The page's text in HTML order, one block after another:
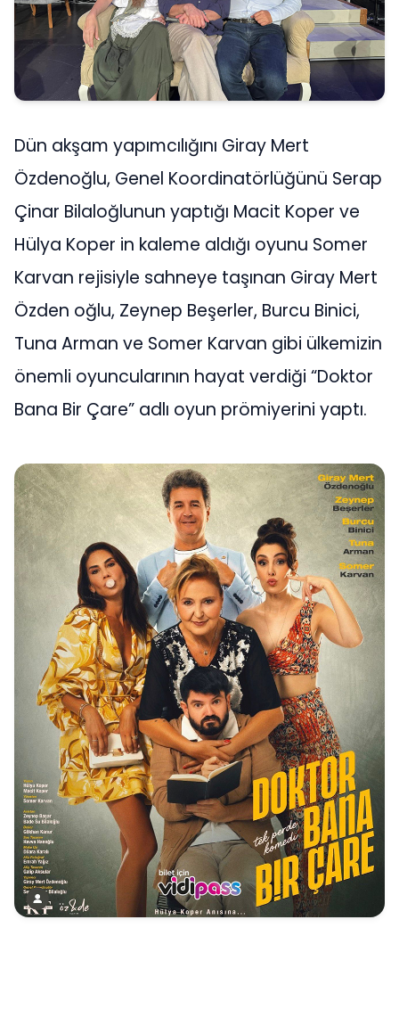
Dün akşam yapımcılığını Giray Mert
Özdenoğlu, Genel Koordinatörlüğünü Serap
Çinar Bilaloğlunun yaptığı Macit Koper ve
Hülya Koper in kaleme aldığı oyunu Somer
Karvan rejisiyle sahneye taşınan Giray Mert
Özden oğlu, Zeynep Beşerler, Burcu Binici,
Tuna Arman ve Somer Karvan gibi ülkemizin
önemli oyuncularının hayat verdiği “Doktor
Bana Bir Çare” adlı oyun prömiyerini yaptı.